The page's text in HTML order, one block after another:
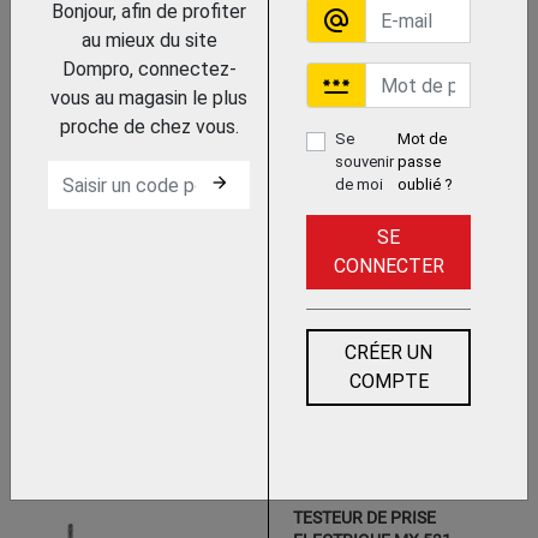
DECLENCHEMENT DDR VT35
MULTIMETRIX (CHAUVIN ARNOUX)
Trouvez le chez votre adhérent
TESTEUR A RECONNAISSANCE
AUTOMATIQUE CA 757
CHAUVIN ARNOUX
TESTEUR DE PRISE
Bonjour, afin de profiter
au mieux du site
Dompro, connectez-
vous au magasin le plus
proche de chez vous.
arrow_forward
alternate_email
password
Se
souvenir
de moi
Mot de
passe
oublié ?
SE
CONNECTER
CRÉER UN
COMPTE